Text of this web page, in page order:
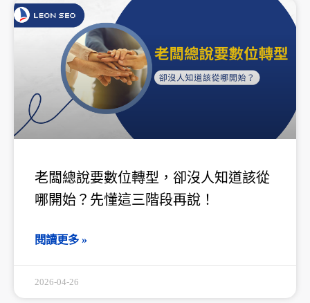
老闆總說要數位轉型，卻沒人知道該從
哪開始？先懂這三階段再說！
閱讀更多 »
2026-04-26
頁
面